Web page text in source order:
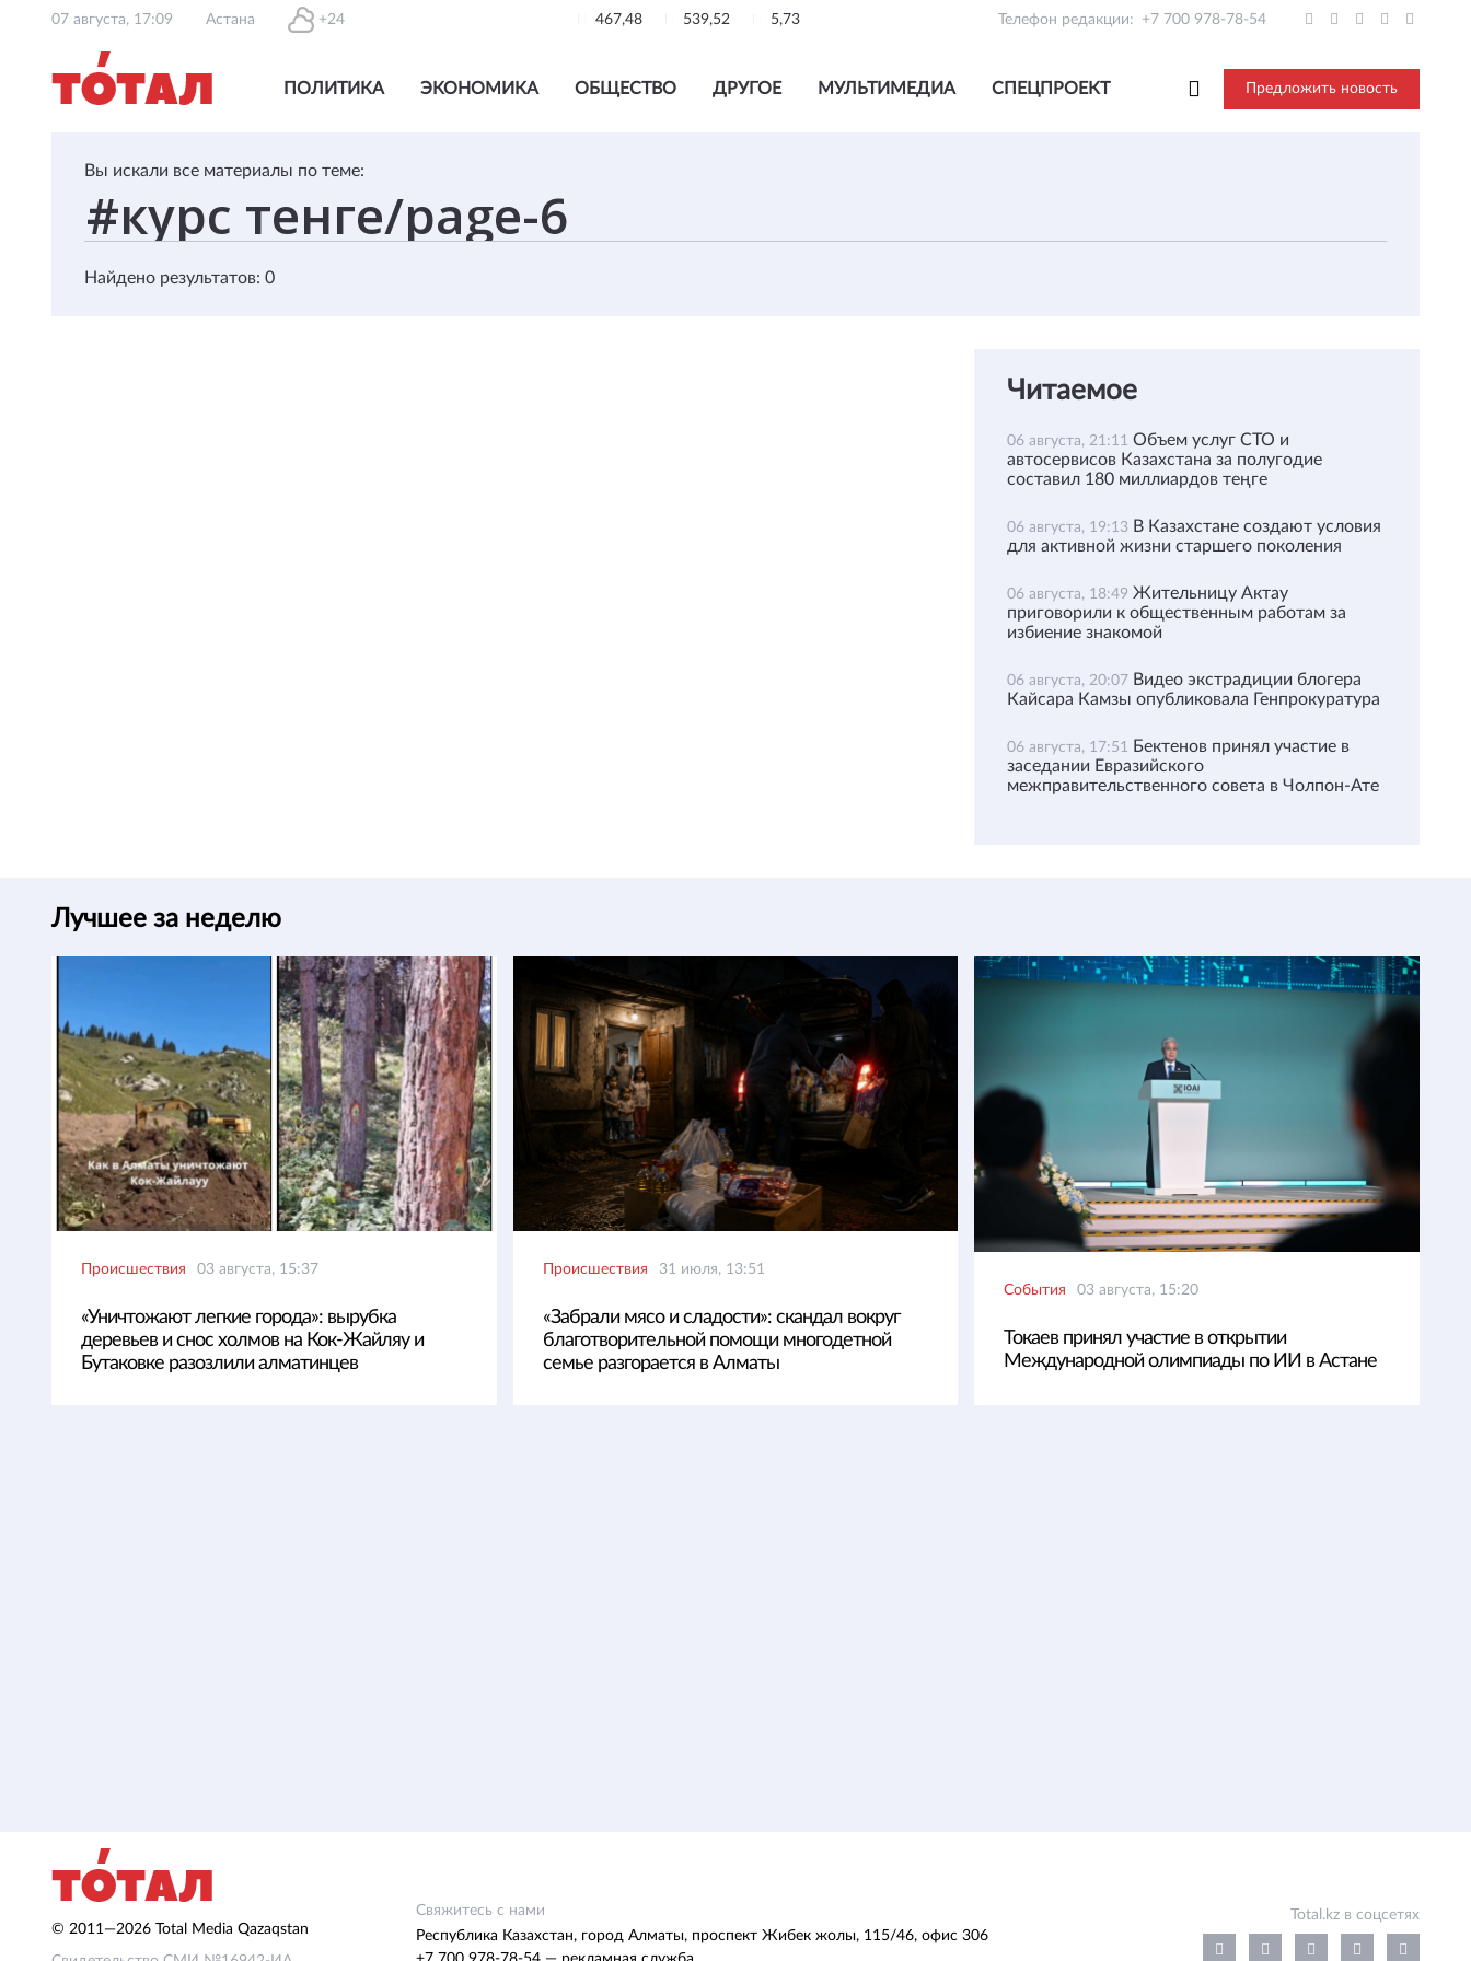
07 августа, 17:09 Астана +24 467,48 539,52 5,73 Телефон редакции: +7 700 978-78-54
ПОЛИТИКА ЭКОНОМИКА ОБЩЕСТВО ДРУГОЕ МУЛЬТИМЕДИА СПЕЦПРОЕКТ Предложить новость
Вы искали все материалы по теме:
Найдено результатов: 0
Читаемое
06 августа, 21:11 Объем услуг СТО и
автосервисов Казахстана за полугодие
составил 180 миллиардов теңге
06 августа, 19:13 В Казахстане создают условия
для активной жизни старшего поколения
06 августа, 18:49 Жительницу Актау
приговорили к общественным работам за
избиение знакомой
06 августа, 20:07 Видео экстрадиции блогера
Кайсара Камзы опубликовала Генпрокуратура
06 августа, 17:51 Бектенов принял участие в
заседании Евразийского
межправительственного совета в Чолпон-Ате
Лучшее за неделю
Происшествия 03 августа, 15:37
«Уничтожают легкие города»: вырубка
деревьев и снос холмов на Кок-Жайляу и
Бутаковке разозлили алматинцев
Происшествия 31 июля, 13:51
«Забрали мясо и сладости»: скандал вокруг
благотворительной помощи многодетной
семье разгорается в Алматы
События 03 августа, 15:20
Токаев принял участие в открытии
Международной олимпиады по ИИ в Астане
© 2011—2026 Total Media Qazaqstan
Свяжитесь с нами
Республика Казахстан, город Алматы, проспект Жибек жолы, 115/46, офис 306
Total.kz в соцсетях